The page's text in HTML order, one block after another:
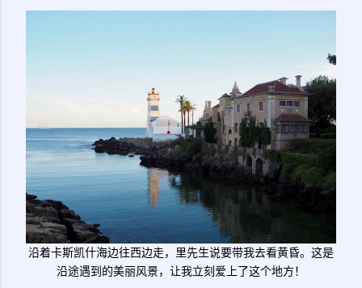
沿着卡斯凯什海边往西边走，里先生说要带我去看黄昏。这是
沿途遇到的美丽风景，让我立刻爱上了这个地方！